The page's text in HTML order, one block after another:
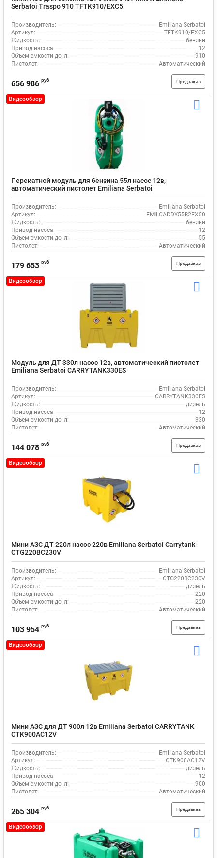
Serbatoi Traspo 910 TFTK910/EXC5
Производитель:
Emiliana Serbatoi
Артикул:
TFTK910/EXC5
Жидкость:
бензин
Привод насоса:
12
Объем емкости до, л:
910
Пистолет:
Автоматический
656 986 руб Предзаказ
Видеообзор
Перекатной модуль для бензина 55л насос 12в,
автоматический пистолет Emiliana Serbatoi
EMILCADDY55B2EX50
Производитель:
Emiliana Serbatoi
Артикул:
EMILCADDY55B2EX50
Жидкость:
бензин
Привод насоса:
12
Объем емкости до, л:
55
Пистолет:
Автоматический
179 653 руб Предзаказ
Видеообзор
Модуль для ДТ 330л насос 12в, автоматический пистолет
Emiliana Serbatoi CARRYTANK330ES
Производитель:
Emiliana Serbatoi
Артикул:
CARRYTANK330ES
Жидкость:
дизель
Привод насоса:
12
Объем емкости до, л:
330
Пистолет:
Автоматический
144 078 руб Предзаказ
Видеообзор
Мини АЗС ДТ 220л насос 220в Emiliana Serbatoi Carrytank
CTG220BC230V
Производитель:
Emiliana Serbatoi
Артикул:
CTG220BC230V
Жидкость:
дизель
Привод насоса:
220
Объем емкости до, л:
220
Пистолет:
Автоматический
103 954 руб Предзаказ
Видеообзор
Мини АЗС для ДТ 900л 12в Emiliana Serbatoi CARRYTANK
CTK900AC12V
Производитель:
Emiliana Serbatoi
Артикул:
CTK900AC12V
Жидкость:
дизель
Привод насоса:
12
Объем емкости до, л:
900
Пистолет:
Автоматический
265 304 руб Предзаказ
Видеообзор